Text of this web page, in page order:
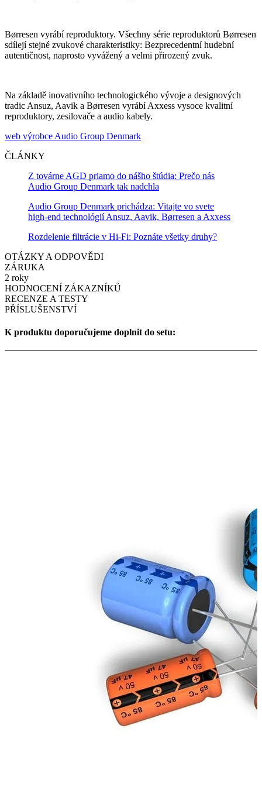
Børresen vyrábí reproduktory. Všechny série reproduktorů Børresen
sdílejí stejné zvukové charakteristiky: Bezprecedentní hudební
autentičnost, naprosto vyvážený a velmi přirozený zvuk.
Na základě inovativního technologického vývoje a designových
tradic Ansuz, Aavik a Børresen vyrábí Axxess vysoce kvalitní
reproduktory, zesilovače a audio kabely.
web výrobce Audio Group Denmark
ČLÁNKY
Z továrne AGD priamo do nášho štúdia: Prečo nás
Audio Group Denmark tak nadchla
Audio Group Denmark prichádza: Vitajte vo svete
high-end technológií Ansuz, Aavik, Børresen a Axxess
Rozdelenie filtrácie v Hi-Fi: Poznáte všetky druhy?
OTÁZKY A ODPOVĚDI
ZÁRUKA
2 roky
HODNOCENÍ ZÁKAZNÍKŮ
RECENZE A TESTY
PŘÍSLUŠENSTVÍ
K produktu doporučujeme doplnit do setu: